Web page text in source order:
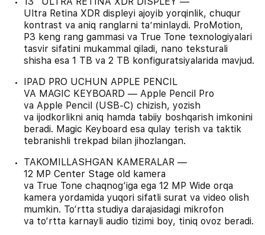
Ultra Retina XDR displeyi ajoyib yorqinlik, chuqur
kontrast va aniq ranglarni taʼminlaydi. ProMotion,
P3 keng rang gammasi va True Tone texnologiyalari
tasvir sifatini mukammal qiladi, nano teksturali
shisha esa 1 TB va 2 TB konfiguratsiyalarida mavjud.
IPAD PRO UCHUN APPLE PENCIL
VA MAGIC KEYBOARD — Apple Pencil Pro
va Apple Pencil (USB-C) chizish, yozish
va ijodkorlikni aniq hamda tabiiy boshqarish imkonini
beradi. Magic Keyboard esa qulay terish va taktik
tebranishli trekpad bilan jihozlangan.
TAKOMILLASHGAN KAMERALAR —
12 MP Center Stage old kamera
va True Tone chaqnog‘iga ega 12 MP Wide orqa
kamera yordamida yuqori sifatli surat va video olish
mumkin. To‘rtta studiya darajasidagi mikrofon
va to‘rtta karnayli audio tizimi boy, tiniq ovoz beradi.